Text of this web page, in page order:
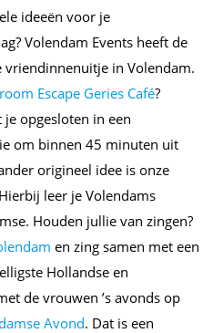
ideeën voor je
Volendam Events heeft de
in Volendam.
Escape Geries Café?
opgesloten in een
om binnen 45 minuten uit
origineel idee is onze
leer je Volendams
Houden jullie van zingen?
en zing samen met een
Hollandse en
de vrouwen ’s avonds op
Avond. Dat is een